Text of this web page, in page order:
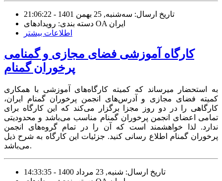
تاریخ ارسال: سه‌شنبه, 25 بهمن 1401 - 21:06:22
دسته بندی: رویدادهای OA ایران
اطلاعات بیشتر
کارگاه آموزشی فضای مجازی و گمنامی
پرخوران گمنام
به استحضار میرساند که کمیته کارگاه‌های آموزشی با همکاری
کمیته فضای مجازی و آدرس‌های انجمن پرخوران گمنام ایران،
کارگاهی را در دو روز مجزا برگزار می‌کند که این کارگاه برای
تمامی اعضای انجمن پرخوران گمنام مناسب می‌باشد و محدودیتی
ندارد. لذا خواهشمند است که آن را در تمام گروه‌های انجمن
پرخوران گمنام اطلاع رسانی کنید. جزئیات این کارگاه به شرح ذیل
می‌باشد.
تاریخ ارسال: شنبه, 23 مرداد 1400 - 14:33:35